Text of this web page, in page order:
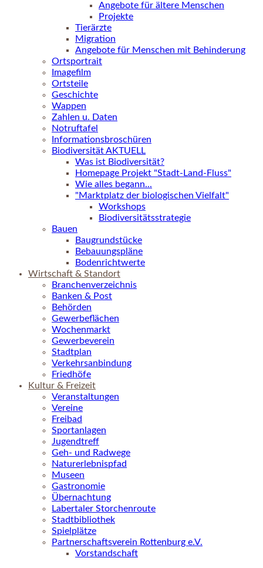
Angebote für ältere Menschen
Projekte
Tierärzte
Migration
Angebote für Menschen mit Behinderung
Ortsportrait
Imagefilm
Ortsteile
Geschichte
Wappen
Zahlen u. Daten
Notruftafel
Informationsbroschüren
Biodiversität AKTUELL
Was ist Biodiversität?
Homepage Projekt "Stadt-Land-Fluss"
Wie alles begann...
"Marktplatz der biologischen Vielfalt"
Workshops
Biodiversitätsstrategie
Bauen
Baugrundstücke
Bebauungspläne
Bodenrichtwerte
Wirtschaft & Standort
Branchenverzeichnis
Banken & Post
Behörden
Gewerbeflächen
Wochenmarkt
Gewerbeverein
Stadtplan
Verkehrsanbindung
Friedhöfe
Kultur & Freizeit
Veranstaltungen
Vereine
Freibad
Sportanlagen
Jugendtreff
Geh- und Radwege
Naturerlebnispfad
Museen
Gastronomie
Übernachtung
Labertaler Storchenroute
Stadtbibliothek
Spielplätze
Partnerschaftsverein Rottenburg e.V.
Vorstandschaft